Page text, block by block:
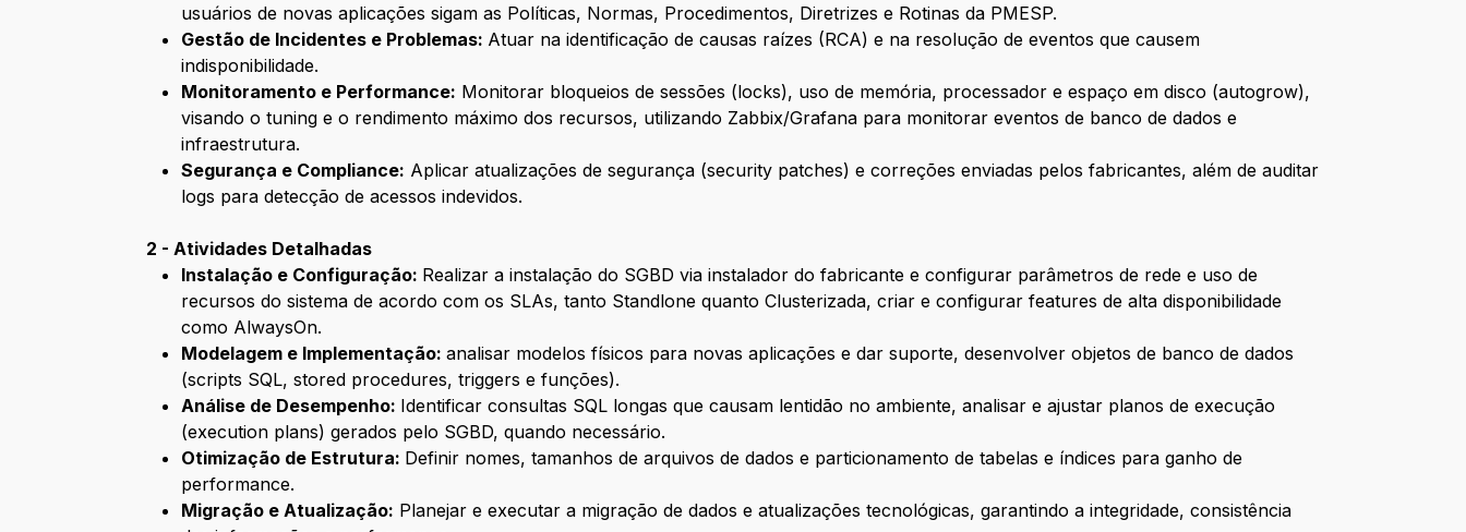
usuários de novas aplicações sigam as Políticas, Normas, Procedimentos, Diretrizes e Rotinas da PMESP.
Gestão de Incidentes e Problemas: Atuar na identificação de causas raízes (RCA) e na resolução de eventos que causem
indisponibilidade.
Monitoramento e Performance: Monitorar bloqueios de sessões (locks), uso de memória, processador e espaço em disco (autogrow),
visando o tuning e o rendimento máximo dos recursos, utilizando Zabbix/Grafana para monitorar eventos de banco de dados e
infraestrutura.
Segurança e Compliance: Aplicar atualizações de segurança (security patches) e correções enviadas pelos fabricantes, além de auditar
logs para detecção de acessos indevidos.
2 - Atividades Detalhadas
Instalação e Configuração: Realizar a instalação do SGBD via instalador do fabricante e configurar parâmetros de rede e uso de
recursos do sistema de acordo com os SLAs, tanto Standlone quanto Clusterizada, criar e configurar features de alta disponibilidade
como AlwaysOn.
Modelagem e Implementação:analisar modelos físicos para novas aplicações e dar suporte, desenvolver objetos de banco de dados
(scripts SQL, stored procedures, triggers e funções).
Análise de Desempenho: Identificar consultas SQL longas que causam lentidão no ambiente, analisar e ajustar planos de execução
(execution plans) gerados pelo SGBD, quando necessário.
Otimização de Estrutura: Definir nomes, tamanhos de arquivos de dados e particionamento de tabelas e índices para ganho de
performance.
Migração e Atualização: Planejar e executar a migração de dados e atualizações tecnológicas, garantindo a integridade, consistência